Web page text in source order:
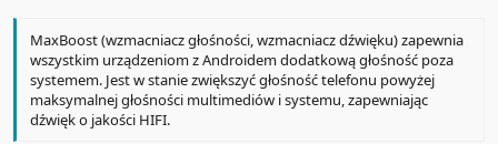
MaxBoost (wzmacniacz głośności, wzmacniacz dźwięku) zapewnia
wszystkim urządzeniom z Androidem dodatkową głośność poza
systemem. Jest w stanie zwiększyć głośność telefonu powyżej
maksymalnej głośności multimediów i systemu, zapewniając
dźwięk o jakości HIFI.